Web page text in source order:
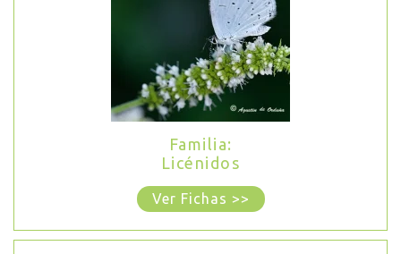
Familia:
Licénidos
Ver Fichas >>